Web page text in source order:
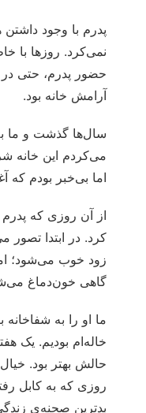
پدرم با وجود
نمی‌کرد. روزها با
حضور پدرم، حتی
آرامش خانه بود.
سال‌ها گذشت و ما
می‌کردم این خانه
اما بی‌خبر بودم که
از آن روزی که پدرم
کرد. در ابتدا
زود خوب می‌شود؛
گاهی خون‌دماغ
ما او را به
خاله‌ام بودیم. یک
حالش بهتر بود.
روزی که به کابل
بدترین صحنه‌ی